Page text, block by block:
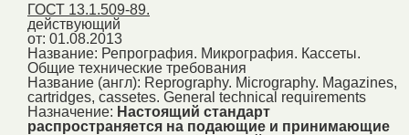
ГОСТ 13.1.509-89.
действующий
от: 01.08.2013
Название: Репрография. Микрография. Кассеты.
Общие технические требования
Название (англ): Reprography. Micrography. Magazines,
cartridges, cassetes. General technical requirements
Назначение: Настоящий стандарт
распространяется на подающие и принимающие